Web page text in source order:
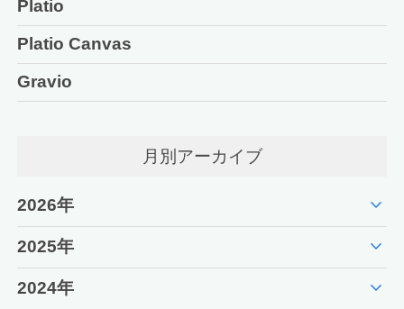
Platio
Platio Canvas
Gravio
月別アーカイブ
2026年 expand_more
2025年 expand_more
2024年 expand_more